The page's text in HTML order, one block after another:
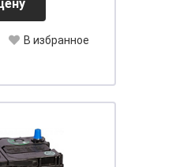
В избранное